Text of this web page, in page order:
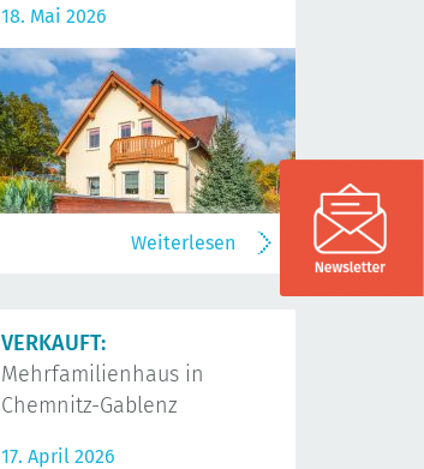
18. Mai 2026
Weiterlesen
VERKAUFT:
Mehrfamilienhaus in
Chemnitz-Gablenz
17. April 2026